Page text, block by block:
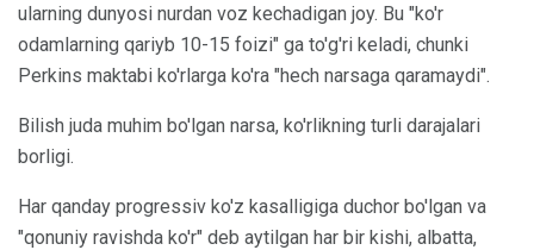
ularning dunyosi nurdan voz kechadigan joy. Bu "ko'r
odamlarning qariyb 10-15 foizi" ga to'g'ri keladi, chunki
Perkins maktabi ko'rlarga ko'ra "hech narsaga qaramaydi".
Bilish juda muhim bo'lgan narsa, ko'rlikning turli darajalari
borligi.
Har qanday progressiv ko'z kasalligiga duchor bo'lgan va
"qonuniy ravishda ko'r" deb aytilgan har bir kishi, albatta,